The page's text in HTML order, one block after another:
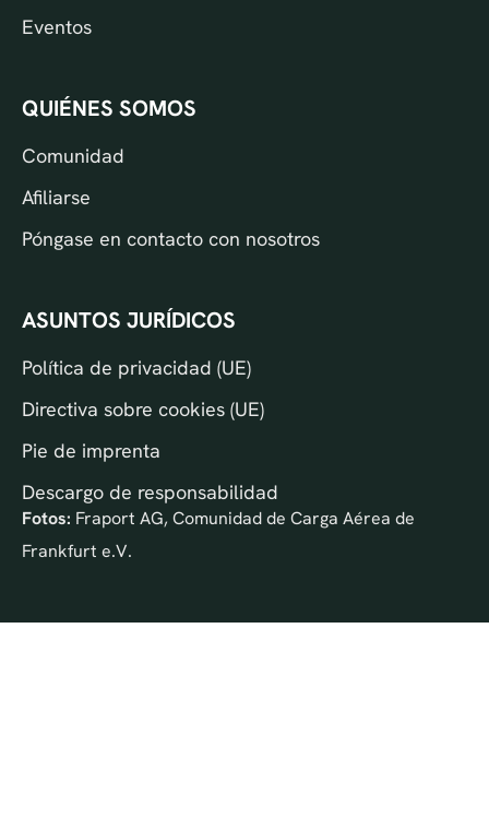
Eventos
QUIÉNES SOMOS
Comunidad
Afiliarse
Póngase en contacto con nosotros
ASUNTOS JURÍDICOS
Política de privacidad (UE)
Directiva sobre cookies (UE)
Pie de imprenta
Descargo de responsabilidad
Fotos: Fraport AG, Comunidad de Carga Aérea de
Frankfurt e.V.